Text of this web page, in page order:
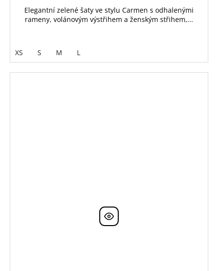
Elegantní zelené šaty ve stylu Carmen s odhalenými
rameny, volánovým výstřihem a ženským střihem,...
XS S M L